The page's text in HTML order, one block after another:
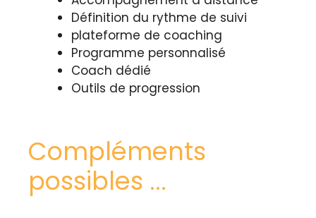
Définition du rythme de suivi
plateforme de coaching
Programme personnalisé
Coach dédié
Outils de progression
Compléments
possibles ...